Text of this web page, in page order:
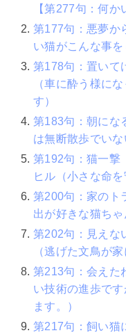
【第277句：何
第177句：悪夢
い猫がこんな事を
第178句：置い
（車に酔う様に
す）
第183句：朝に
は無断散歩でいな
第192句：猫一
ヒル（小さな命を
第200句：家の
出が好きな猫ちゃ
第202句：見え
（逃げた文鳥が
第213句：会え
い技術の進歩で
ます。）
第217句：飼い